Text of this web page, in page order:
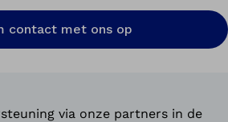
contact met ons op
via onze partners in de